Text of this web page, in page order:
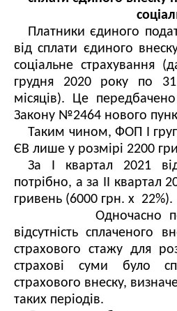
Платники єдиного
від сплати єдиного
соціальне страхування
грудня 2020 року по
місяців). Це
Закону №2464 нового
Таким чином, ФОП І
ЄВ лише у розмірі 2200
За I квартал 2021
потрібно, а за II квартал
гривень (6000 грн. х 22%).
Одночасно
відсутність сплаченого
страхового стажу для
страхові суми було
страхового внеску,
таких періодів.